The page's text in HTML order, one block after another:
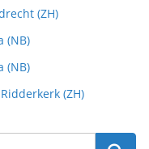
(ZH)
(NB)
(NB)
(ZH)